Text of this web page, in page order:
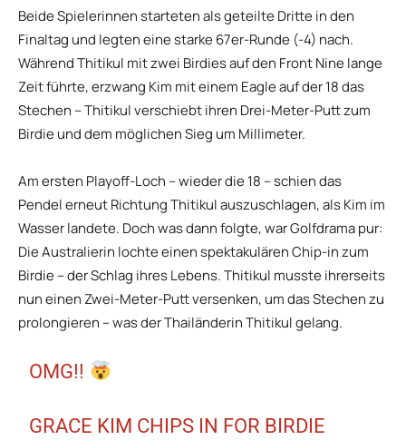
Beide Spielerinnen starteten als geteilte Dritte in den
Finaltag und legten eine starke 67er-Runde (-4) nach.
Während Thitikul mit zwei Birdies auf den Front Nine lange
Zeit führte, erzwang Kim mit einem Eagle auf der 18 das
Stechen – Thitikul verschiebt ihren Drei-Meter-Putt zum
Birdie und dem möglichen Sieg um Millimeter.
Am ersten Playoff-Loch – wieder die 18 – schien das
Pendel erneut Richtung Thitikul auszuschlagen, als Kim im
Wasser landete. Doch was dann folgte, war Golfdrama pur:
Die Australierin lochte einen spektakulären Chip-in zum
Birdie – der Schlag ihres Lebens. Thitikul musste ihrerseits
nun einen Zwei-Meter-Putt versenken, um das Stechen zu
prolongieren – was der Thailänderin Thitikul gelang.
OMG!!
GRACE KIM CHIPS IN FOR BIRDIE